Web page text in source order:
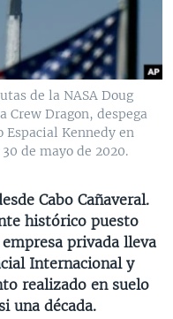
de la NASA Doug
Crew Dragon, despega
Kennedy en
de mayo de 2020.
Cabo Cañaveral.
histórico puesto
privada lleva
Internacional y
realizado en suelo
una década.